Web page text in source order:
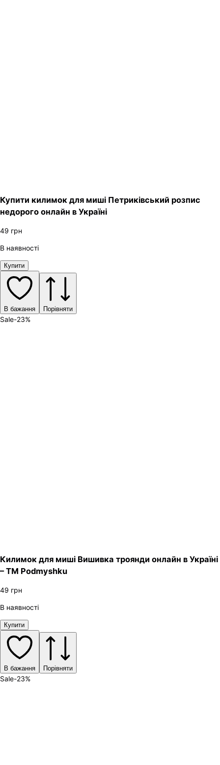
Купити килимок для миші Петриківський розпис
недорого онлайн в Україні
49 грн
В наявності
Купити
В бажання Порівняти
Sale-23%
Килимок для миші Вишивка троянди онлайн в Україні
– ТМ Podmyshku
49 грн
В наявності
Купити
В бажання Порівняти
Sale-23%